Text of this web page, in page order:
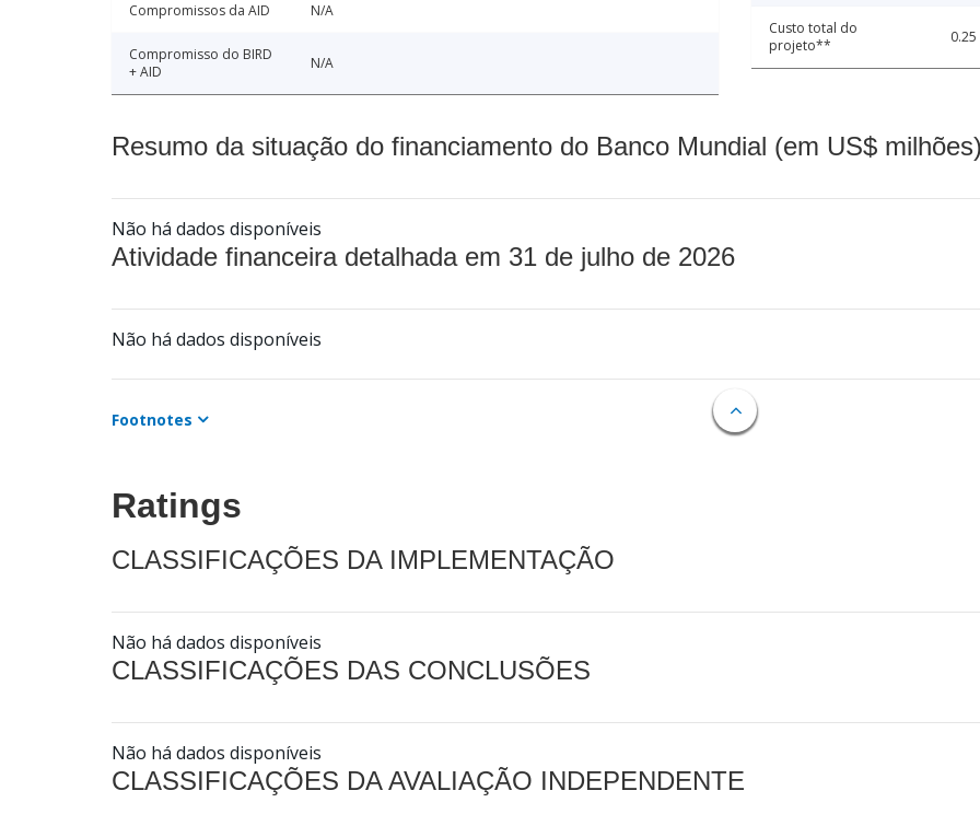
Compromissos da AID N/A
Compromisso do BIRD
+ AID
N/A
Custo total do
projeto**
0.25
Resumo da situação do financiamento do Banco Mundial (em US$
Não há dados disponíveis
Atividade financeira detalhada em 31 de julho de 2026
Não há dados disponíveis
Footnotes
Ratings
CLASSIFICAÇÕES DA IMPLEMENTAÇÃO
Não há dados disponíveis
CLASSIFICAÇÕES DAS CONCLUSÕES
Não há dados disponíveis
CLASSIFICAÇÕES DA AVALIAÇÃO INDEPENDENTE